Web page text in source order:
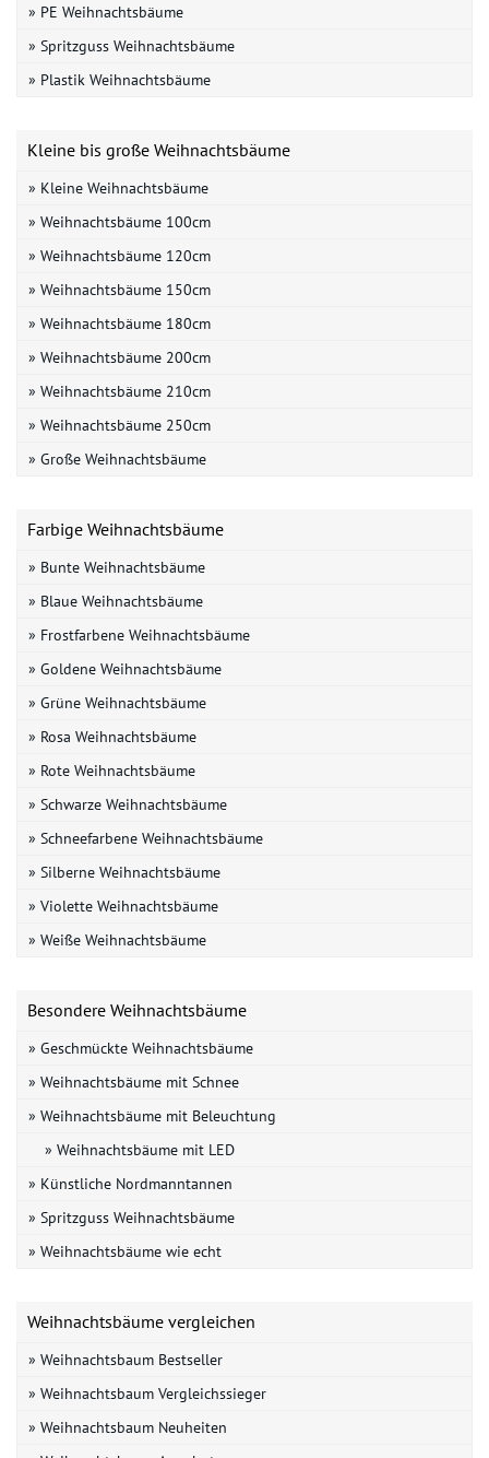
» PE Weihnachtsbäume
» Spritzguss Weihnachtsbäume
» Plastik Weihnachtsbäume
Kleine bis große Weihnachtsbäume
» Kleine Weihnachtsbäume
» Weihnachtsbäume 100cm
» Weihnachtsbäume 120cm
» Weihnachtsbäume 150cm
» Weihnachtsbäume 180cm
» Weihnachtsbäume 200cm
» Weihnachtsbäume 210cm
» Weihnachtsbäume 250cm
» Große Weihnachtsbäume
Farbige Weihnachtsbäume
» Bunte Weihnachtsbäume
» Blaue Weihnachtsbäume
» Frostfarbene Weihnachtsbäume
» Goldene Weihnachtsbäume
» Grüne Weihnachtsbäume
» Rosa Weihnachtsbäume
» Rote Weihnachtsbäume
» Schwarze Weihnachtsbäume
» Schneefarbene Weihnachtsbäume
» Silberne Weihnachtsbäume
» Violette Weihnachtsbäume
» Weiße Weihnachtsbäume
Besondere Weihnachtsbäume
» Geschmückte Weihnachtsbäume
» Weihnachtsbäume mit Schnee
» Weihnachtsbäume mit Beleuchtung
» Weihnachtsbäume mit LED
» Künstliche Nordmanntannen
» Spritzguss Weihnachtsbäume
» Weihnachtsbäume wie echt
Weihnachtsbäume vergleichen
» Weihnachtsbaum Bestseller
» Weihnachtsbaum Vergleichssieger
» Weihnachtsbaum Neuheiten